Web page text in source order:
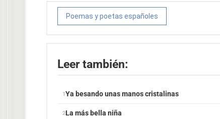
Poemas y poetas españoles
Leer también:
Ya besando unas manos cristalinas
La más bella niña